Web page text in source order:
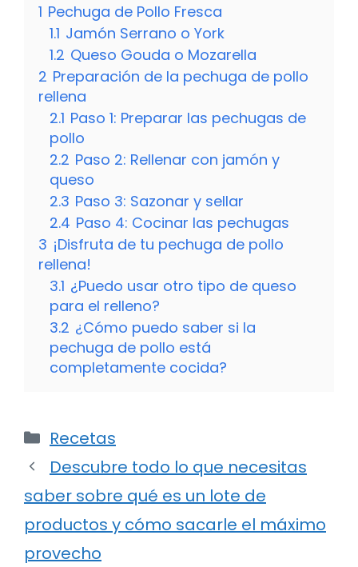
1 Pechuga de Pollo Fresca
1.1 Jamón Serrano o York
1.2 Queso Gouda o Mozarella
2 Preparación de la pechuga de pollo
rellena
2.1 Paso 1: Preparar las pechugas de
pollo
2.2 Paso 2: Rellenar con jamón y
queso
2.3 Paso 3: Sazonar y sellar
2.4 Paso 4: Cocinar las pechugas
3 ¡Disfruta de tu pechuga de pollo
rellena!
3.1 ¿Puedo usar otro tipo de queso
para el relleno?
3.2 ¿Cómo puedo saber si la
pechuga de pollo está
completamente cocida?
Categorías
Recetas
Descubre todo lo que necesitas
saber sobre qué es un lote de
productos y cómo sacarle el máximo
provecho